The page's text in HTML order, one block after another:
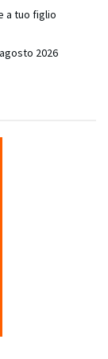
a tuo figlio
2026